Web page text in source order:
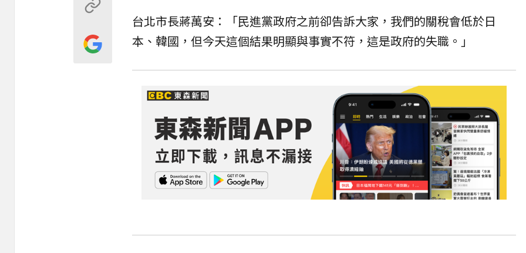
台北市長蔣萬安：「民進黨政府之前卻告訴大家，我們的關稅會低於日
本、韓國，但今天這個結果明顯與事實不符，這是政府的失職。」